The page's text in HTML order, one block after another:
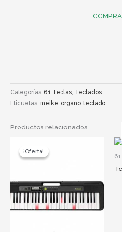
Categorías: 61 Teclas Teclados
Etiquetas:meike organo ,teclado
Productos relacionados
¡Oferta!
¡Oferta!price
was: